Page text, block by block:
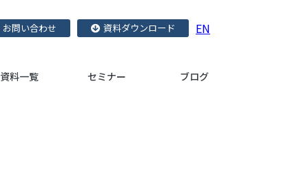
お問い合わせ 資料ダウンロード EN
資料一覧 セミナー ブログ